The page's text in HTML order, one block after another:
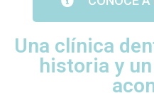
Una clínica
historia y